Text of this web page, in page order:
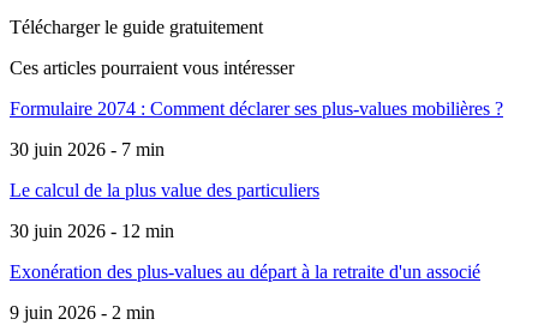
Télécharger le guide gratuitement
Ces articles pourraient vous intéresser
Formulaire 2074 : Comment déclarer ses plus-values mobilières ?
30 juin 2026 - 7 min
Le calcul de la plus value des particuliers
30 juin 2026 - 12 min
Exonération des plus-values au départ à la retraite d'un associé
9 juin 2026 - 2 min